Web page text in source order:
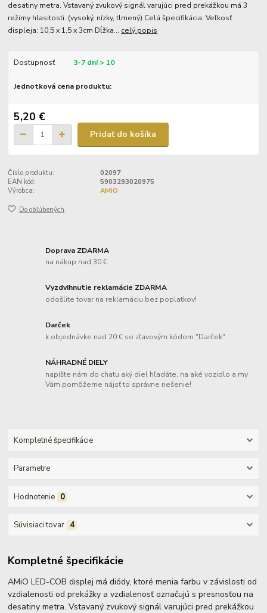
desatiny metra. Vstavaný zvukový signál varujúci pred prekážkou má 3
režimy hlasitosti. (vysoký, nízky, tlmený) Celá špecifikácia: Veľkosť
displeja: 10,5 x 1,5 x 3cm Dĺžka... celý popis
Dostupnosť 3-7 dní > 10
Jednotková cena produktu:
5,20 €
Pridať do košíka
Číslo produktu:
02097
EAN kód:
5903293020975
Výrobca:
AMiO
Do obľúbených
Doprava ZDARMA
na nákup nad 30 €
Vyzdvihnutie reklamácie ZDARMA
odošlite tovar na reklamáciu bez poplatkov!
Darček
k objednávke nad 20 € so zľavovým kódom "Darček".
NÁHRADNÉ DIELY
napíšte nám do chatu aký diel hľadáte, na aké vozidlo a my
Vám pomôžeme nájsť to správne riešenie!
Kompletné špecifikácie
Parametre
Hodnotenie 0
Súvisiaci tovar 4
Kompletné špecifikácie
AMiO LED-COB displej má diódy, ktoré menia farbu v závislosti od
vzdialenosti od prekážky a vzdialenosť označujú s presnosťou na
desatiny metra. Vstavaný zvukový signál varujúci pred prekážkou